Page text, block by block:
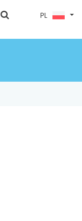
pokaż
PL